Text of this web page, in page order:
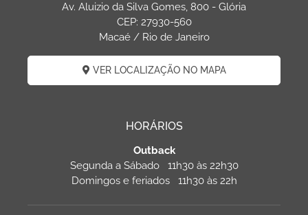
Av. Aluizio da Silva Gomes, 800 - Glória
CEP: 27930-560
Macaé / Rio de Janeiro
VER LOCALIZAÇÃO NO MAPA
HORÁRIOS
Outback
Segunda a Sábado 11h30 às 22h30
Domingos e feriados 11h30 às 22h